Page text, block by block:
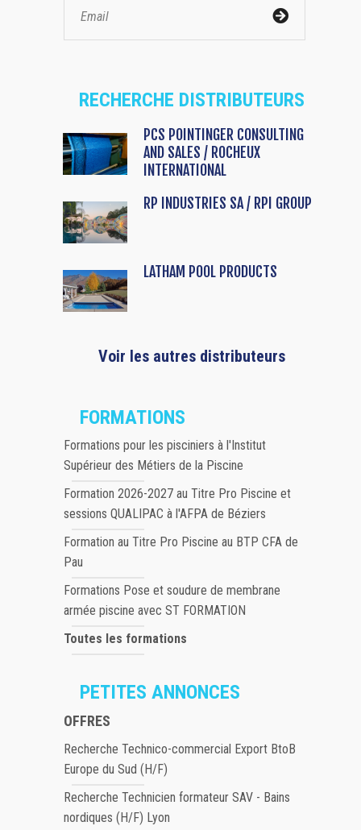
RECHERCHE DISTRIBUTEURS
PCS POINTINGER CONSULTING
AND SALES / ROCHEUX
INTERNATIONAL
RP INDUSTRIES SA / RPI GROUP
LATHAM POOL PRODUCTS
Voir les autres distributeurs
FORMATIONS
Formations pour les pisciniers à l'Institut
Supérieur des Métiers de la Piscine
Formation 2026-2027 au Titre Pro Piscine et
sessions QUALIPAC à l'AFPA de Béziers
Formation au Titre Pro Piscine au BTP CFA de
Pau
Formations Pose et soudure de membrane
armée piscine avec ST FORMATION
Toutes les formations
PETITES ANNONCES
OFFRES
Recherche Technico-commercial Export BtoB
Europe du Sud (H/F)
Recherche Technicien formateur SAV - Bains
nordiques (H/F) Lyon